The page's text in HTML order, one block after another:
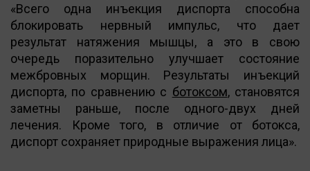
«Всего одна инъекция диспорта способна
блокировать нервный импульс, что дает
результат натяжения мышцы, а это в свою
очередь поразительно улучшает состояние
межбровных морщин. Результаты инъекций
диспорта, по сравнению с ботоксом, становятся
заметны раньше, после одного-двух дней
лечения. Кроме того, в отличие от ботокса,
диспорт сохраняет природные выражения лица».